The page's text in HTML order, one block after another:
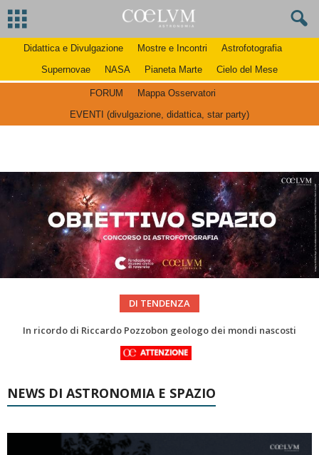
Didattica e Divulgazione Mostre e Incontri
Astrofotografia
Supernovae
NASA Pianeta Marte Cielo del Mese
FORUM
Mappa Osservatori
EVENTI (divulgazione, didattica, star party)
DI TENDENZA
Una volta qualcuno li usava
NEWS DI ASTRONOMIA E SPAZIO